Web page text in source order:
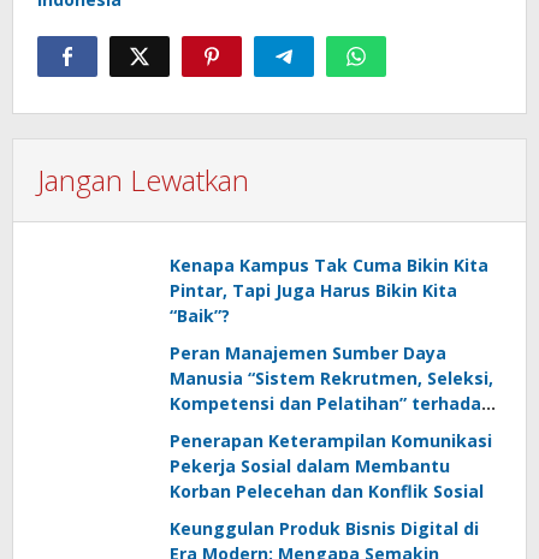
Jangan Lewatkan
Kenapa Kampus Tak Cuma Bikin Kita
Pintar, Tapi Juga Harus Bikin Kita
“Baik”?
Peran Manajemen Sumber Daya
Manusia “Sistem Rekrutmen, Seleksi,
Kompetensi dan Pelatihan” terhadap
Keunggulan Kompetitif: Literature
Review
Penerapan Keterampilan Komunikasi
Pekerja Sosial dalam Membantu
Korban Pelecehan dan Konflik Sosial
Keunggulan Produk Bisnis Digital di
Era Modern: Mengapa Semakin